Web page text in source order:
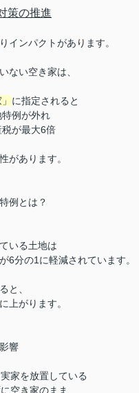
策の推進
インパクトがあります。
ない空き家は、
に指定されると
特例が外れ
税が最大6倍
があります。
例とは？
いる土地は
6分の1に軽減されています。
と、
上がります。
響
家を放置している
空き家のまま